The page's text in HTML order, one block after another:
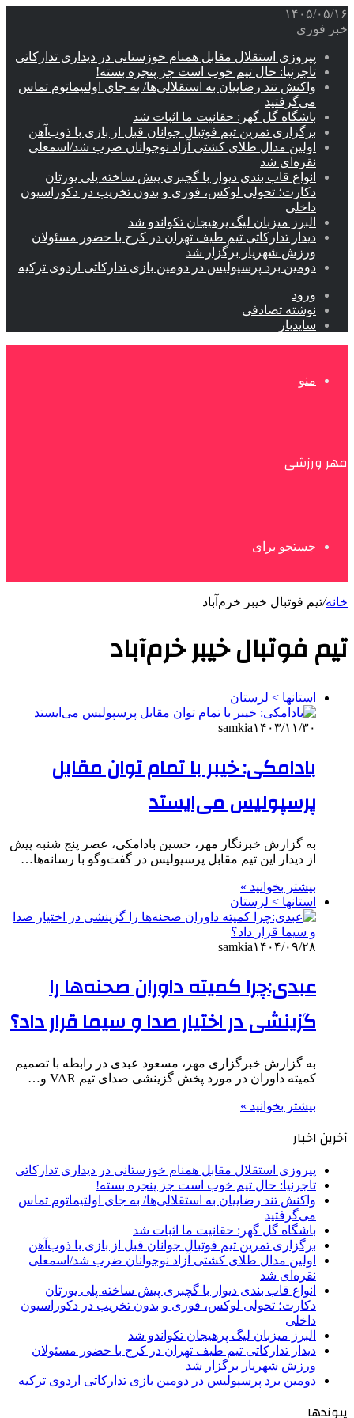
۱۴۰۵/۰۵/۱۶
خبر فوری
پیروزی استقلال مقابل همنام خوزستانی در دیداری تدارکاتی
تاجرنیا: حال تیم خوب است جز پنجره بسته!
واکنش تند رضاییان به استقلالی‌ها/ به جای اولتیماتوم تماس
می‌گرفتید
باشگاه گل گهر: حقانیت ما اثبات شد
برگزاری تمرین تیم فوتبال جوانان قبل از بازی با ذوب‌آهن
اولین مدال طلای کشتی آزاد نوجوانان ضرب شد/اسمعلی
نقره‌ای شد
انواع قاب بندی دیوار با گچبری پیش ساخته پلی یورتان
دکارت؛ تحولی لوکس، فوری و بدون تخریب در دکوراسیون
داخلی
البرز میزبان لیگ پرهیجان تکواندو شد
دیدار تدارکاتی تیم طیف تهران در کرج با حضور مسئولان
ورزش شهریار برگزار شد
دومین برد پرسپولیس در دومین بازی تدارکاتی اردوی ترکیه
ورود
نوشته تصادفی
سایدبار
منو
مهر ورزشی
جستجو برای
خانه/تیم فوتبال خیبر خرم‌آباد
تیم فوتبال خیبر خرم‌آباد
استانها > لرستان
samkia۱۴۰۳/۱۱/۳۰
بادامکی: خیبر با تمام توان مقابل
پرسپولیس می‌ایستد
به گزارش خبرنگار مهر، حسین بادامکی، عصر پنج شنبه پیش
از دیدار این تیم مقابل پرسپولیس در گفت‌وگو با رسانه‌ها…
بیشتر بخوانید »
استانها > لرستان
samkia۱۴۰۴/۰۹/۲۸
عبدی:چرا کمیته داوران صحنه‌ها را
گزینشی در اختیار صدا و سیما قرار داد؟
به گزارش خبرگزاری مهر، مسعود عبدی در رابطه با تصمیم
کمیته داوران در مورد پخش گزینشی صدای تیم VAR و…
بیشتر بخوانید »
آخرین اخبار
پیروزی استقلال مقابل همنام خوزستانی در دیداری تدارکاتی
تاجرنیا: حال تیم خوب است جز پنجره بسته!
واکنش تند رضاییان به استقلالی‌ها/ به جای اولتیماتوم تماس
می‌گرفتید
باشگاه گل گهر: حقانیت ما اثبات شد
برگزاری تمرین تیم فوتبال جوانان قبل از بازی با ذوب‌آهن
اولین مدال طلای کشتی آزاد نوجوانان ضرب شد/اسمعلی
نقره‌ای شد
انواع قاب بندی دیوار با گچبری پیش ساخته پلی یورتان
دکارت؛ تحولی لوکس، فوری و بدون تخریب در دکوراسیون
داخلی
البرز میزبان لیگ پرهیجان تکواندو شد
دیدار تدارکاتی تیم طیف تهران در کرج با حضور مسئولان
ورزش شهریار برگزار شد
دومین برد پرسپولیس در دومین بازی تدارکاتی اردوی ترکیه
پیوندها